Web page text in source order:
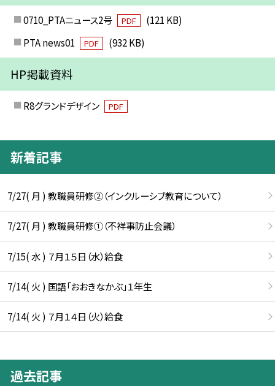
0710_PTAニュース2号 PDF
(121 KB)
PTA news01
PDF (932 KB)
HP掲載資料
R8グランドデザイン PDF
新着記事
7/27( 月 ) 教職員研修②（インクルーシブ教育について）
7/27( 月 ) 教職員研修①（不祥事防止会議）
7/15( 水 ) ７月１５日（水）給食
7/14( 火 ) 国語「おおきなかぶ」１年生
7/14( 火 ) ７月１４日（火）給食
過去記事